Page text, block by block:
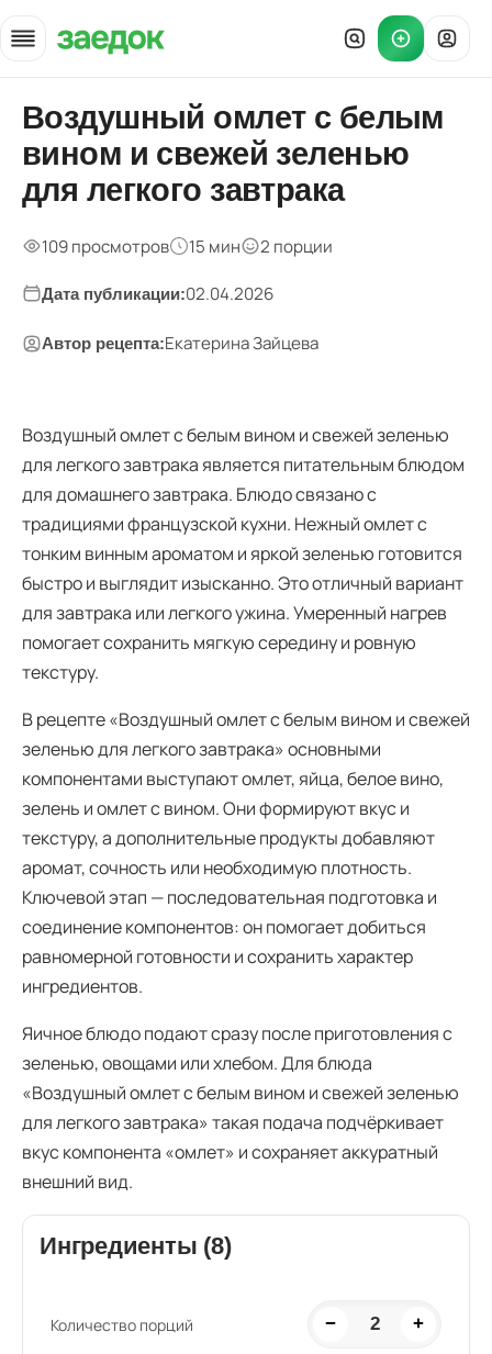
Главная
»
Рецепты
омлета с белым вином — состав блюда
Воздушный омлет с белым
вином и свежей зеленью
для легкого завтрака
109 просмотров 15 мин 2 порции
Дата публикации:02.04.2026
Автор рецепта:Екатерина Зайцева
Воздушный омлет с белым вином и свежей зеленью
для легкого завтрака является питательным блюдом
для домашнего завтрака. Блюдо связано с
традициями французской кухни. Нежный омлет с
тонким винным ароматом и яркой зеленью готовится
быстро и выглядит изысканно. Это отличный вариант
для завтрака или легкого ужина. Умеренный нагрев
помогает сохранить мягкую середину и ровную
текстуру.
В рецепте «Воздушный омлет с белым вином и свежей
зеленью для легкого завтрака» основными
компонентами выступают омлет, яйца, белое вино,
зелень и омлет с вином. Они формируют вкус и
текстуру, а дополнительные продукты добавляют
аромат, сочность или необходимую плотность.
Ключевой этап — последовательная подготовка и
соединение компонентов: он помогает добиться
равномерной готовности и сохранить характер
ингредиентов.
Яичное блюдо подают сразу после приготовления с
зеленью, овощами или хлебом. Для блюда
«Воздушный омлет с белым вином и свежей зеленью
для легкого завтрака» такая подача подчёркивает
вкус компонента «омлет» и сохраняет аккуратный
внешний вид.
Ингредиенты (8)
Количество порций − 2 +